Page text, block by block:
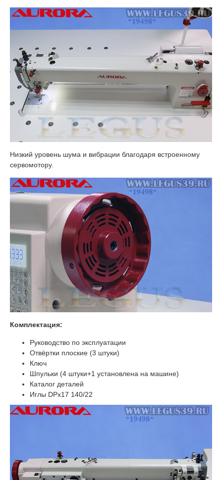
Низкий уровень шума и вибрации благодаря встроенному
сервомотору.
Комплектация:
Руководство по эксплуатации
Отвёртки плоские (3 штуки)
Ключ
Шпульки (4 штуки+1 установлена на машине)
Каталог деталей
Иглы DPx17 140/22